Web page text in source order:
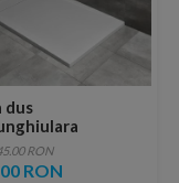
dus
Teos F 130 x 90
decupabila, alb
RON
RON